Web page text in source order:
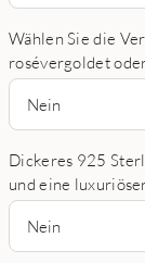
Wählen Sie die
rosévergoldet
Nein
Dickeres 925
und eine
Nein